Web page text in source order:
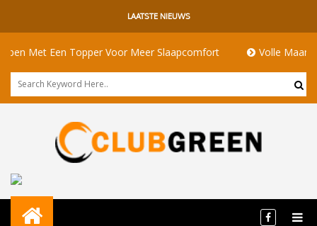
LAATSTE NIEUWS
Een Topper Voor Meer Slaapcomfort Volle Maan